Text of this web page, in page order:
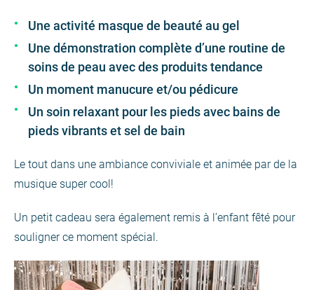
Une activité masque de beauté au gel
Une démonstration complète d’une routine de
soins de peau avec des produits tendance
Un moment manucure et/ou pédicure
Un soin relaxant pour les pieds avec bains de
pieds vibrants et sel de bain
Le tout dans une ambiance conviviale et animée par de la
musique super cool!
Un petit cadeau sera également remis à l’enfant fêté pour
souligner ce moment spécial.